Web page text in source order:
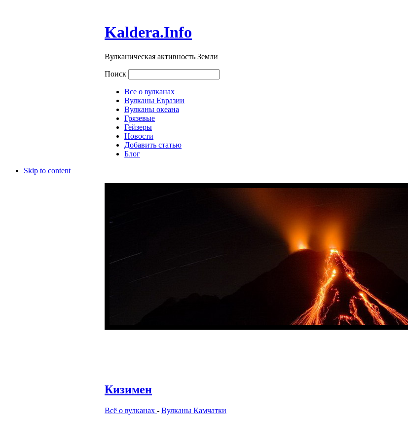
Kaldera.Info
Вулканическая активность Земли
Поиск
Все о вулканах
Вулканы Евразии
Вулканы океана
Грязевые
Гейзеры
Новости
Добавить статью
Блог
Skip to content
Кизимен
Всё о вулканах - Вулканы Камчатки